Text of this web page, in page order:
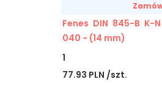
Fenes DIN 845-B K-
040 - (14 mm)
1
77.93 PLN /szt.